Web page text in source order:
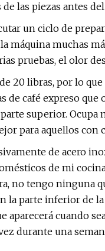
las piezas antes
un ciclo de
máquina muchas
pruebas, el olor
20 libras, por lo
de café expreso
superior.
para aquellos con
de acero
de mi
no tengo ninguna
la parte inferior de
aparecerá cuando
durante una